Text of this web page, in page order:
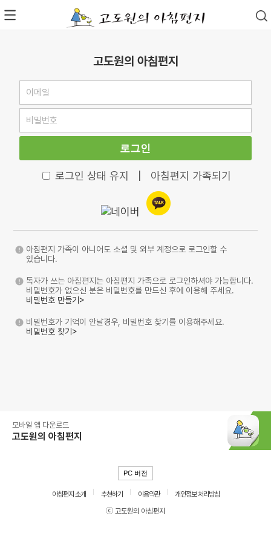
고도원의 아침편지
로그인
로그인 상태 유지 아침편지 가족되기
아침편지 가족이 아니어도 소셜 및 외부 계정으로 로그인할 수
있습니다.
독자가 쓰는 아침편지는 아침편지 가족으로 로그인하셔야 가능합니다.
비밀번호가 없으신 분은 비밀번호를 만드신 후에 이용해 주세요.
비밀번호 만들기>
비밀번호가 기억이 안날경우, 비밀번호 찾기를 이용해주세요.
비밀번호 찾기>
모바일 앱 다운로드
고도원의 아침편지
PC 버전
아침편지 소개 추천하기 이용약관
개인정보 처리방침
ⓒ 고도원의 아침편지